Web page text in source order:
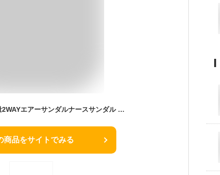
モチーフデザイン軽量2WAYエアーサンダルナースサンダル 疲れにくい 黒 白 厚底 疲れない 美脚 ヒール高 静音 エアソール ナース オフィス サンダル オフィスサンダル 可愛い おしゃれ スリッパ 看護師 介護士 靴 アンファミエ
商品をサイトでみる